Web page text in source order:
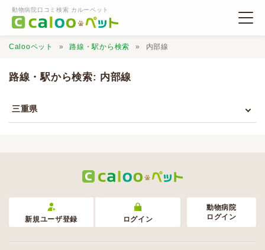
動物病院口コミ検索 カルーペット
口コミ投稿
Calooペット 路線・駅から検索 内部線
路線・駅から検索: 内部線
三重県
新規ユーザ登録 ログイン
動物病院
ログイン